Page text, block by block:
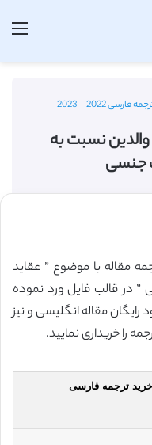
2022 - 2023
والدین نسبت به
جنسی
مقاله با موضوع ” عقاید
در قالب فایل ورد نموده
رایگان مقاله انگلیسی و نیز
را خریداری نمایید.
خرید ترجمه فارسی